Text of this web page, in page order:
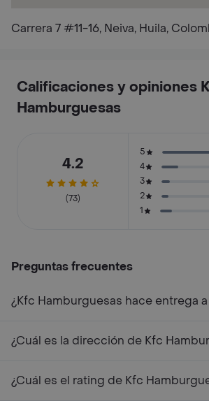
Carrera 7 #11-16, Neiva, Huila,
Calificaciones y opiniones
Hamburguesas
4.2
(73)
5
4
3
2
1
Preguntas frecuentes
¿Kfc Hamburguesas hace entrega
¿Cuál es la dirección de Kfc
¿Cuál es el rating de Kfc